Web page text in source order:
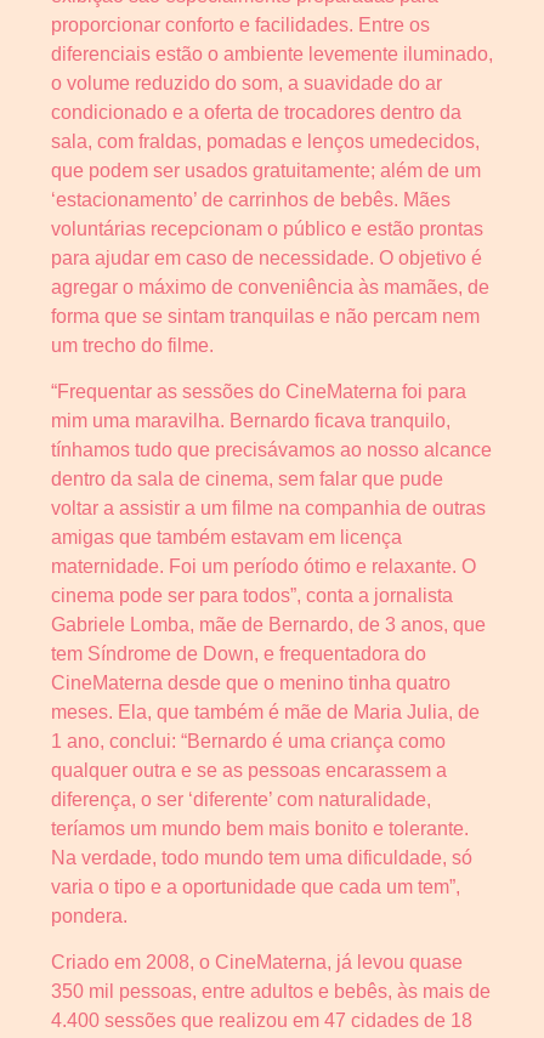
proporcionar conforto e facilidades. Entre os
diferenciais estão o ambiente levemente iluminado,
o volume reduzido do som, a suavidade do ar
condicionado e a oferta de trocadores dentro da
sala, com fraldas, pomadas e lenços umedecidos,
que podem ser usados gratuitamente; além de um
‘estacionamento’ de carrinhos de bebês. Mães
voluntárias recepcionam o público e estão prontas
para ajudar em caso de necessidade. O objetivo é
agregar o máximo de conveniência às mamães, de
forma que se sintam tranquilas e não percam nem
um trecho do filme.
“Frequentar as sessões do CineMaterna foi para
mim uma maravilha. Bernardo ficava tranquilo,
tínhamos tudo que precisávamos ao nosso alcance
dentro da sala de cinema, sem falar que pude
voltar a assistir a um filme na companhia de outras
amigas que também estavam em licença
maternidade. Foi um período ótimo e relaxante. O
cinema pode ser para todos”, conta a jornalista
Gabriele Lomba, mãe de Bernardo, de 3 anos, que
tem Síndrome de Down, e frequentadora do
CineMaterna desde que o menino tinha quatro
meses. Ela, que também é mãe de Maria Julia, de
1 ano, conclui: “Bernardo é uma criança como
qualquer outra e se as pessoas encarassem a
diferença, o ser ‘diferente’ com naturalidade,
teríamos um mundo bem mais bonito e tolerante.
Na verdade, todo mundo tem uma dificuldade, só
varia o tipo e a oportunidade que cada um tem”,
pondera.
Criado em 2008, o CineMaterna, já levou quase
350 mil pessoas, entre adultos e bebês, às mais de
4.400 sessões que realizou em 47 cidades de 18